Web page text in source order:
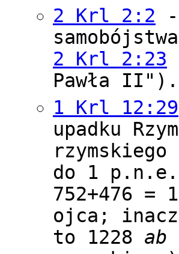
2 Krl 2:2 -
2 Krl 2:23
Pawła II").
1 Krl 12:29
upadku
do 1
752+476 =
ojca;
to 1228 ab